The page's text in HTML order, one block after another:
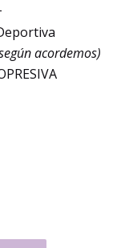
acordemos)